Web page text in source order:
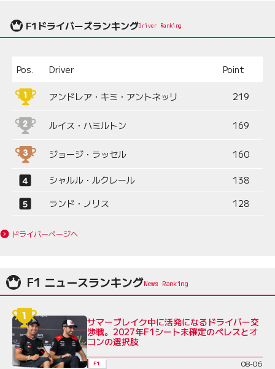
F1ドライバーズランキングDriver Ranking
Pos. Driver Point
アンドレア・キミ・アントネッリ 219
ルイス・ハミルトン 169
ジョージ・ラッセル 160
シャルル・ルクレール
138
ランド・ノリス
128
ドライバーページへ
F1 ニュースランキング
サマーブレイク中に活発になるドライバー交
渉戦。2027年F1シート未確定のペレスとオ
コンの選択肢
F1 08-06